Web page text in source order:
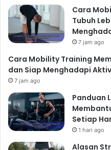
admin 2 minggu ago 13
Panduan Pola
Menurunkan Berat
dengan Cara yang